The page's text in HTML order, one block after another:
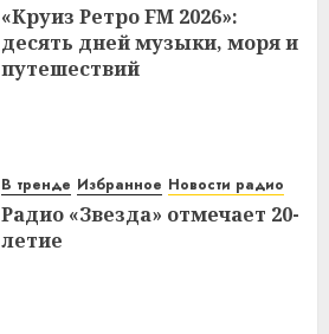
«Круиз Ретро FM 2026»:
десять дней музыки, моря и
путешествий
В тренде Избранное Новости радио
Радио «Звезда» отмечает 20-
летие